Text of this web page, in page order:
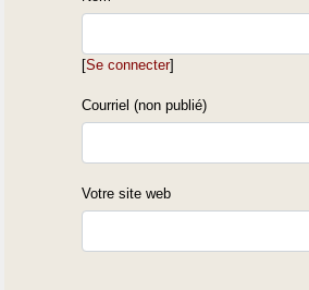
[Se connecter]
Courriel (non publié)
Votre site web